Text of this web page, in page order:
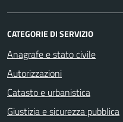
CATEGORIE DI SERVIZIO
Anagrafe e stato civile
Autorizzazioni
Catasto e urbanistica
Giustizia e sicurezza pubblica